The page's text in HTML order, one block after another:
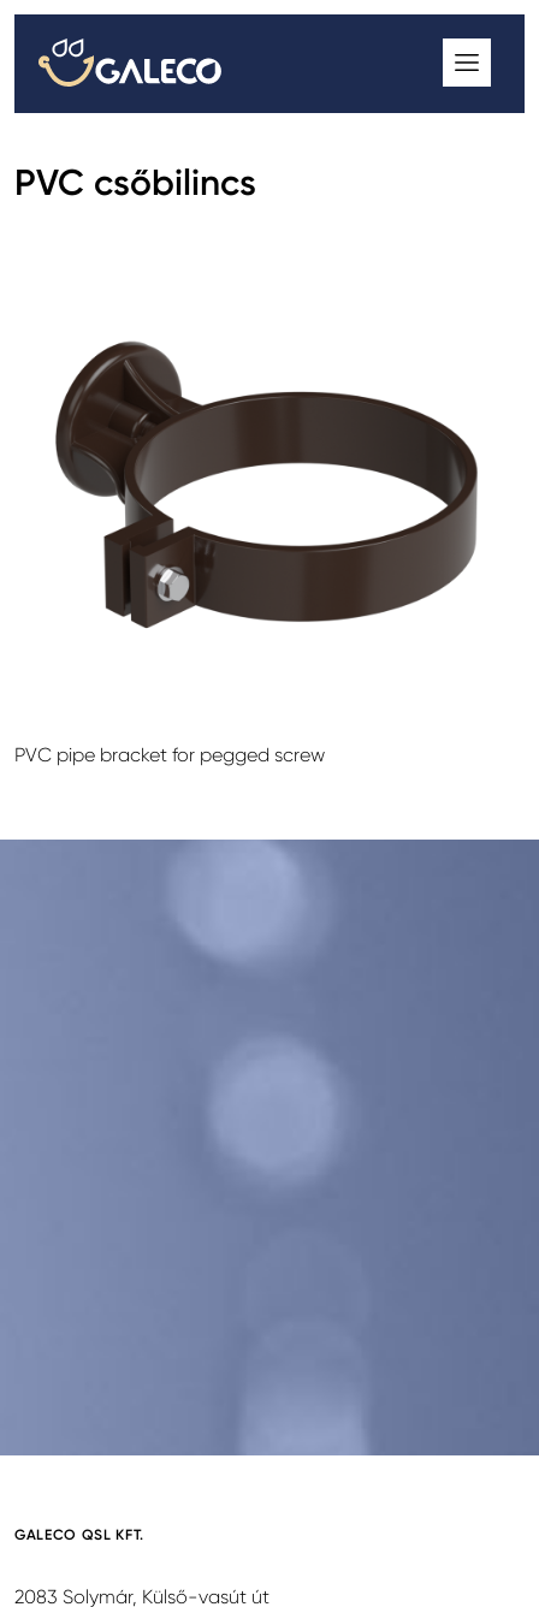
PVC csőbilincs
PVC pipe bracket for pegged screw
GALECO QSL KFT.
2083 Solymár, Külső-vasút út
ROOFGUTTER CLASSIC
GALECO GRIN MOD
GALECO STAL ERESZCSATORNA RENDSZER
GALECO STAL2ERESZCSATORNA RENDSZER
GALECO REJTETT ERESZCSATORNA RENDSZER
QSTALYO ERESZCSATORNA RENDSZER
GALECO LEMEZTERMÉKEK ÉS TETŐKIEGÉSZÍTŐK
CLAMPINE SZERELŐ PLATFORMOK